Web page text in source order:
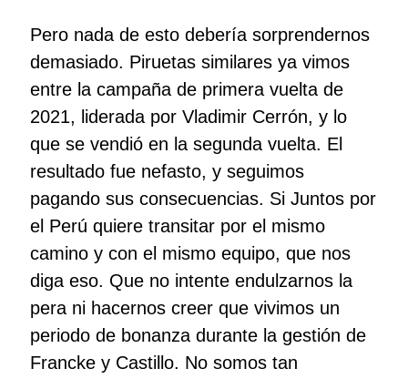
Pero nada de esto debería sorprendernos
demasiado. Piruetas similares ya vimos
entre la campaña de primera vuelta de
2021, liderada por Vladimir Cerrón, y lo
que se vendió en la segunda vuelta. El
resultado fue nefasto, y seguimos
pagando sus consecuencias. Si Juntos por
el Perú quiere transitar por el mismo
camino y con el mismo equipo, que nos
diga eso. Que no intente endulzarnos la
pera ni hacernos creer que vivimos un
periodo de bonanza durante la gestión de
Francke y Castillo. No somos tan